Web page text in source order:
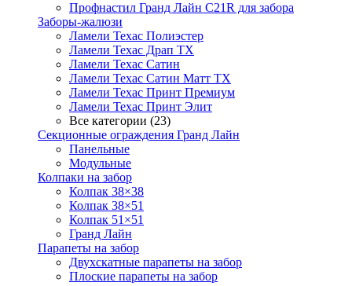
Профнастил Гранд Лайн С21R для забора
Заборы-жалюзи
Ламели Техас Полиэстер
Ламели Техас Драп ТХ
Ламели Техас Сатин
Ламели Техас Сатин Матт ТХ
Ламели Техас Принт Премиум
Ламели Техас Принт Элит
Все категории (23)
Секционные ограждения Гранд Лайн
Панельные
Модульные
Колпаки на забор
Колпак 38×38
Колпак 38×51
Колпак 51×51
Гранд Лайн
Парапеты на забор
Двухскатные парапеты на забор
Плоские парапеты на забор